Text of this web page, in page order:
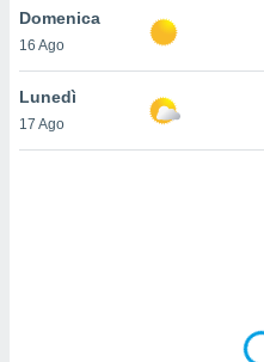
a piè
del
Domenica
16 Ago
Lunedì
17 Ago